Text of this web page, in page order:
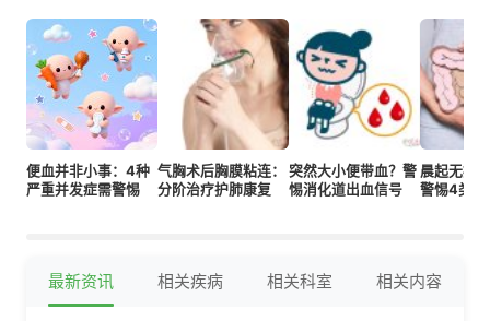
便血并非小事：4种
严重并发症需警惕
气胸术后胸膜粘连：
分阶治疗护肺康复
突然大小便带血？警
惕消化道出血信号
晨起无痛
警惕4类肠
最新资讯 相关疾病 相关科室 相关内容